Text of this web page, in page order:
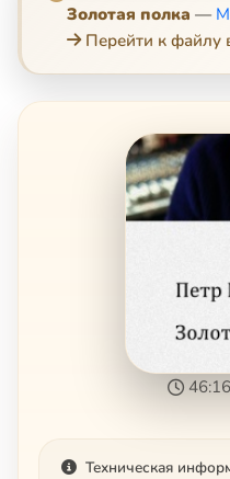
Золотая полка —
Перейти к файлу
46:16
Техническая